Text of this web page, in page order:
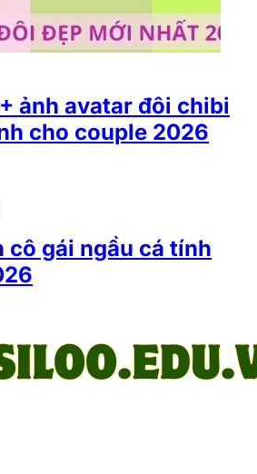
ảnh avatar đôi chibi
cho couple 2026
cô gái ngầu cá tính